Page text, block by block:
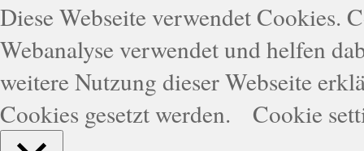
Diese Webseite verwendet Cookies.
Webanalyse verwendet und helfen
weitere Nutzung dieser Webseite
Cookies gesetzt werden.
Cookie